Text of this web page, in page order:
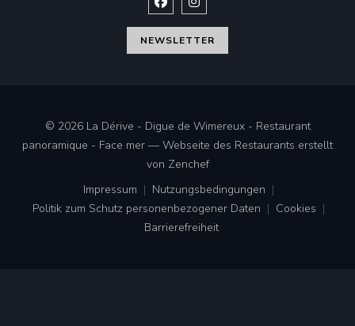
Facebook ((öffnet ein neues
Instagram ((öffnet ein neues
NEWSLETTER
© 2026 La Dérive - Digue de Wimereux - Restaurant
panoramique - Face mer — Webseite des Restaurants erstellt
von Zenchef((öffnet ein neues Fenster))
Impressum
((öffnet ein neues Fenster))
Nutzungsbedingungen
((öffnet ein neues Fenster))
Politik zum Schutz personenbezogener Daten
((öffnet ein neues Fenster))
Cookies
((öffnet
Barrierefreiheit
((öffnet ein neues Fenster))